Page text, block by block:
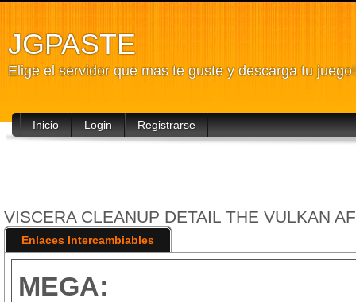
JGPASTE
Elige el servidor que mas te guste y descarga tu juego!
Inicio Login Registrarse
VISCERA CLEANUP DETAIL THE VULKAN
Enlaces Intercambiables
MEGA: